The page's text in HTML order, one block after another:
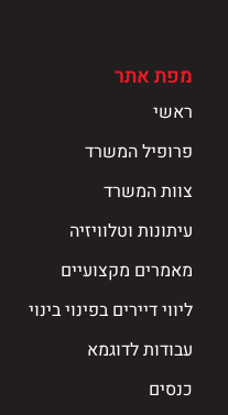
מפת אתר
ראשי
פרופיל המשרד
צוות המשרד
עיתונות וטלוויזיה
מאמרים מקצועיים
ליווי דיירים בפינוי בינוי
עבודות לדוגמא
כנסים